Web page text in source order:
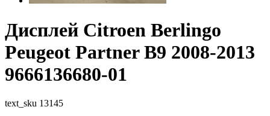
Дисплей Citroen Berlingo
Peugeot Partner B9 2008-2013
9666136680-01
text_sku 13145